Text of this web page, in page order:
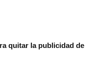
quitar la publicidad de